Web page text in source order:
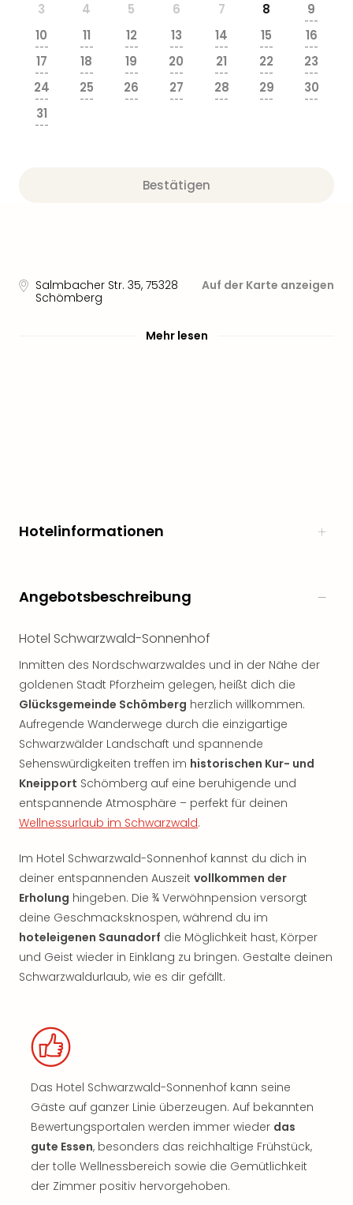
3
4 5 6 7 8 9
---
10
---
11
---
12
---
13
---
14
---
15
---
16
---
17
---
18
---
19
---
20
---
21
---
22
---
23
---
24
---
25
---
26
---
27
---
28
---
29
---
30
---
31
---
Bestätigen
Salmbacher Str. 35, 75328
Schömberg
Auf der Karte anzeigen
Mehr lesen
Hotelinformationen
Angebotsbeschreibung
Hotel Schwarzwald-Sonnenhof
Inmitten des Nordschwarzwaldes und in der Nähe der
goldenen Stadt Pforzheim gelegen, heißt dich die
Glücksgemeinde Schömberg herzlich willkommen.
Aufregende Wanderwege durch die einzigartige
Schwarzwälder Landschaft und spannende
Sehenswürdigkeiten treffen im historischen Kur- und
Kneipport Schömberg auf eine beruhigende und
entspannende Atmosphäre – perfekt für deinen
Wellnessurlaub im Schwarzwald.
Im Hotel Schwarzwald-Sonnenhof kannst du dich in
deiner entspannenden Auszeit vollkommen der
Erholung hingeben. Die ¾ Verwöhnpension versorgt
deine Geschmacksknospen, während du im
hoteleigenen Saunadorf die Möglichkeit hast, Körper
und Geist wieder in Einklang zu bringen. Gestalte deinen
Schwarzwaldurlaub, wie es dir gefällt.
Das Hotel Schwarzwald-Sonnenhof kann seine
Gäste auf ganzer Linie überzeugen. Auf bekannten
Bewertungsportalen werden immer wieder das
gute Essen, besonders das reichhaltige Frühstück,
der tolle Wellnessbereich sowie die Gemütlichkeit
der Zimmer positiv hervorgehoben.